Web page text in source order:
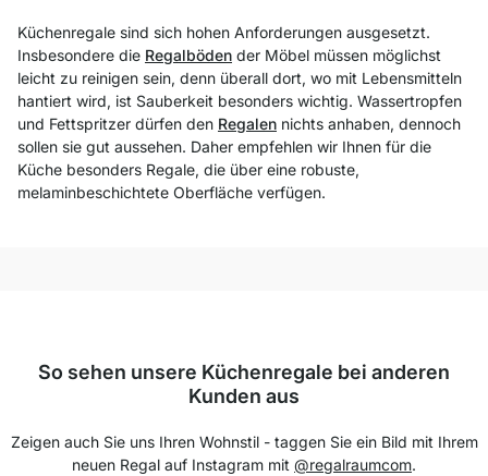
Küchenregale sind sich hohen Anforderungen ausgesetzt.
Insbesondere die Regalböden der Möbel müssen möglichst
leicht zu reinigen sein, denn überall dort, wo mit Lebensmitteln
hantiert wird, ist Sauberkeit besonders wichtig. Wassertropfen
und Fettspritzer dürfen den Regalen nichts anhaben, dennoch
sollen sie gut aussehen. Daher empfehlen wir Ihnen für die
Küche besonders Regale, die über eine robuste,
melaminbeschichtete Oberfläche verfügen.
So sehen unsere Küchenregale bei anderen
Kunden aus
Zeigen auch Sie uns Ihren Wohnstil - taggen Sie ein Bild mit Ihrem
neuen Regal auf Instagram mit @regalraumcom.